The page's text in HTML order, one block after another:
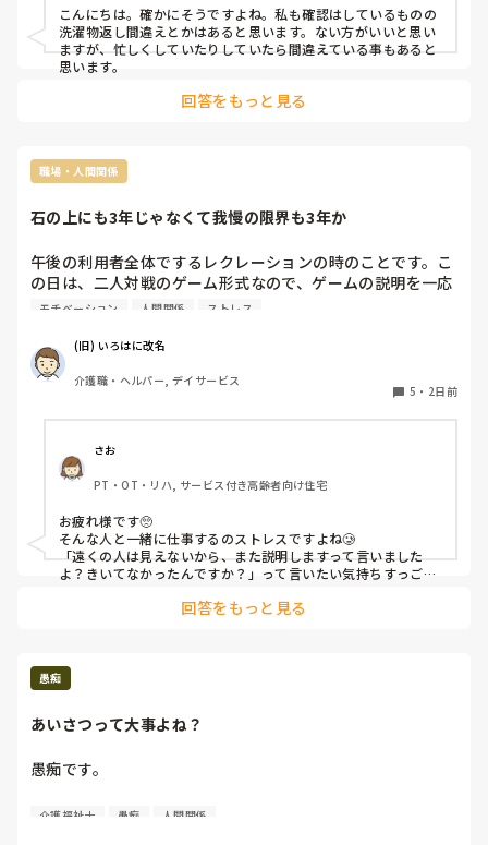
今の職場に転
年齢が年齢な
つからないよ
こんにちは。確かにそうですよね。私も確認はしているものの
洗濯物返し間違えとかはあると思います。ない方がいいと思い
ますが、忙しくしていたりしていたら間違えている事もあると
思います。
回答をもっと見る
職場・人間関係
石の上にも3年じゃなくて我慢の限界も3年か
午後の利用者全体でするレクレーションの時のことです。こ
の日は、二人対戦のゲーム形式なので、ゲームの説明を一応
したのですが 、遠くの席の人からはよく見えていないので、
ームを始めようとしたら…
嫌味姉妹の次女が遠くから『いろはにさん 。遠くの人は見
なり言ってきました。
腹の中では「遠くの人は見えないから、ゲームをする場所ま
で来たら、もう1回、説明します。と言ってあるじゃねえ
か。ひとの言ったことちゃんと聞いてろよ」と何度、腹のな
かで言っていたことか…
しかも、 口を挟んでくるのはいいが、レクの時間なのに全
入らねえだろうって言いたいのを押し殺しゲームを始めたわ
嫌味姉妹の次女がレクリーダーをしている時には「何をすれ
ばいいですか」とか聞いて協力してんのに協力せずかい。
しかも、次女がレクリーダーの日に『ちょっとやりたいこと
があるからレクリーダー代わってと何回か言われてかわって
るじゃねーか。 その時のことに関してこいつは恩義を感じ
ったが、利用者がいたのでそこは我慢したが、 3年間ずっと
モチベーション 人間関係 ストレス
(旧) いろはに改名
介護職・ヘルパー, デイサービス
5 ・ 2日前
さお
PT・OT・リハ, サービス付き高齢者向け住宅
お疲れ様です🥺
そんな人と一緒に仕事するのストレスですよね🥲
「遠くの人は見えないから、また説明しますって言いました
よ？きいてなかったんですか？」って言いたい気持ちすっごく
言えないですよね。嫌味姉妹以外の他のスタッフの方はいらっ
回答をもっと見る
愚痴
あいさつって大事よね？
愚痴です。
挨拶が聞こえにくい、ないに等しい若い子、イラっとするわ
介護福祉士 愚痴 人間関係